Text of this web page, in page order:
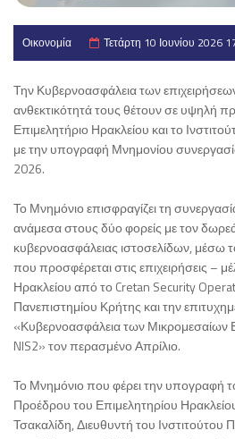
Οικονομία Τετάρτη 10 Ιουνίου 2026
Την Κυβερνοασφάλεια των
ανθεκτικότητά τους θέτουν σε υψηλή
Επιμελητήριο Ηρακλείου και το
με την υπογραφή Μνημονίου
2026.
Το Μνημόνιο επισφραγίζει τη
ανάμεσα στους δύο φορείς με τον
κυβερνοασφάλειας ιστοσελίδων, μέσω
που προσφέρεται στις επιχειρήσεις –
Ηρακλείου από το Cretan Security
Πανεπιστημίου Κρήτης και την
«Κυβερνοασφάλεια των Μικρομεσαίων
NIS2» τον περασμένο Απρίλιο.
Το Μνημόνιο που φέρει την υπογραφή
Προέδρου του Επιμελητηρίου
Τσακαλίδη, Διευθυντή του Ινστιτούτου